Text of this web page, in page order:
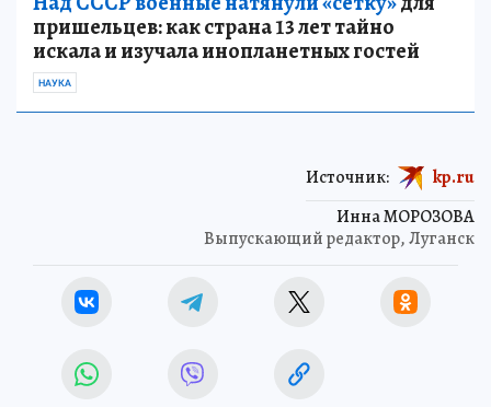
пришельцев: как страна 13 лет тайно
искала и изучала инопланетных гостей
НАУКА
Инна МОРОЗОВА
Выпускающий редактор, Луганск
Источник: kp.ru